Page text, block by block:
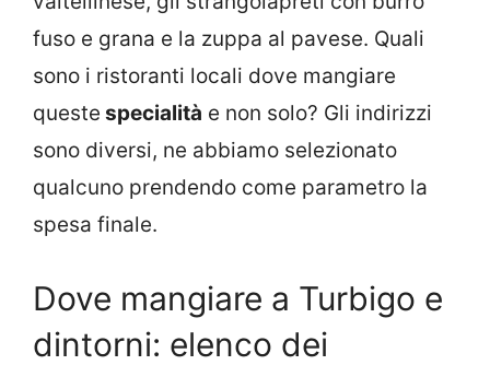
fuso e grana e la zuppa al pavese. Quali
sono i ristoranti locali dove mangiare
queste specialità e non solo? Gli indirizzi
sono diversi, ne abbiamo selezionato
qualcuno prendendo come parametro la
spesa finale.
Dove mangiare a Turbigo e
dintorni: elenco dei